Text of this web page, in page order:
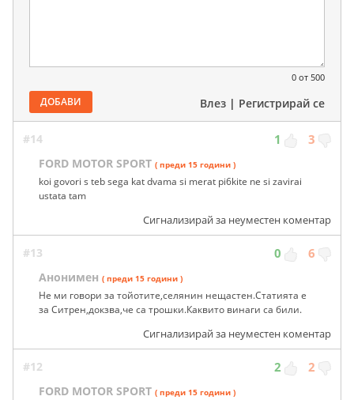
0 от 500
ДОБАВИ Влез | Регистрирай се
#14 1 3
FORD MOTOR SPORT ( преди 15 години )
koi govori s teb sega kat dvama si merat pi6kite ne si zavirai
ustata tam
Сигнализирай за неуместен коментар
#13 0 6
Анонимен ( преди 15 години )
Не ми говори за тойотите,селянин нещастен.Статията е
за Ситрен,докзва,че са трошки.Каквито винаги са били.
Сигнализирай за неуместен коментар
#12 2 2
FORD MOTOR SPORT ( преди 15 години )